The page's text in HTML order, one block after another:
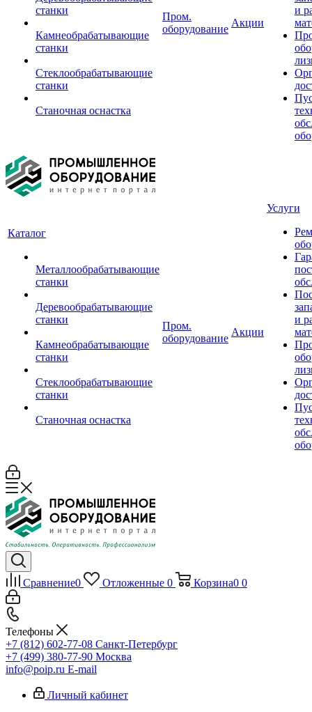
станки
Камнеобрабатывающие
станки
Стеклообрабатывающие
станки
Станочная оснастка
Пром.
оборудование
Акции
и
Каталог
Металлообрабатывающие
станки
Деревообрабатывающие
станки
Камнеобрабатывающие
станки
Стеклообрабатывающие
станки
Станочная оснастка
Пром.
оборудование
Акции
Услуги
и
Сравнение0 Отложенные 0 Корзина0 0
Телефоны
+7 (812) 602-77-08 Санкт-Петербург
+7 (499) 380-77-90 Москва
info@poip.ru E-mail
Личный кабинет